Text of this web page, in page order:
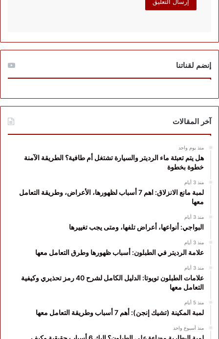
إنضم لقناتنا
آخر المقالات
منذ يوم واحد
هل يتم تعبئة ماء الرديتر والسيارة تشتغل أم طافية؟ الطريقة الآمنة
خطوة بخطوة
منذ 3 أيام
لمبة مانع الانزلاق: اهم 7 أسباب لظهورها، الأعراض، وطريقة التعامل
معها
منذ 3 أيام
البواجي: أنواعها، أعراض تلفها، ومتى يجب تغييرها
منذ 3 أيام
علامة الرديتر في الطبلون: أسباب ظهورها وطرق التعامل معها
منذ 3 أيام
علامات الطبلون تويوتا: الدليل الكامل لشرح 40 رمز تحذيري وكيفية
التعامل معها
منذ 5 أيام
لمبة المكينة (تشيك إنجن): أهم 7 أسباب وطريقة التعامل معها
منذ أسبوع واحد